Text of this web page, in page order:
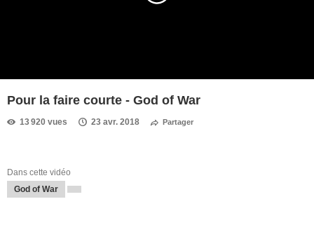
Pour la faire courte - God of War
13 920 vues 23 avr. 2018 Partager
Dans cette vidéo
God of War